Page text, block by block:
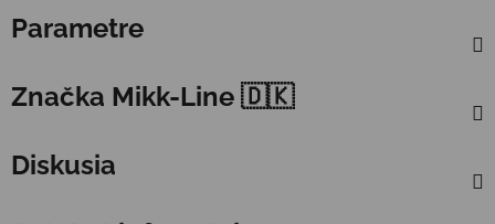
Parametre
Značka Mikk-Line 🇩🇰
Diskusia